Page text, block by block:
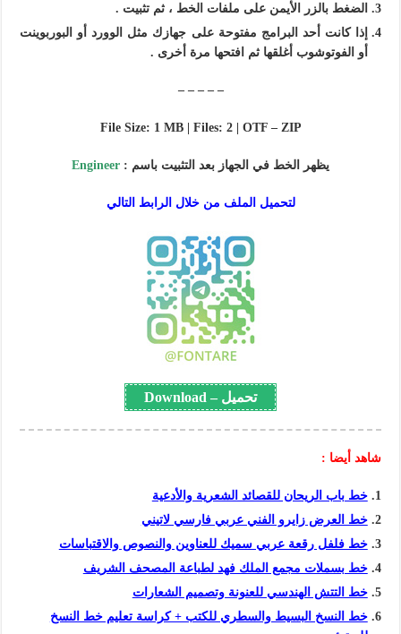
الضغط بالزر الأيمن على ملفات الخط ، ثم تثبيت .
إذا كانت أحد البرامج مفتوحة على جهازك مثل الوورد أو البوربوينت
أو الفوتوشوب أغلقها ثم افتحها مرة أخرى .
– – – – –
File Size: 1 MB | Files: 2 | OTF – ZIP
يظهر الخط في الجهاز بعد التثبيت باسم :
لتحميل الملف من خلال الرابط التالي
تحميل – Download
شاهد أيضا :
خط باب الريحان للقصائد الشعرية والأدعية
خط العرض زايرو الفني عربي فارسي لاتيني
خط فلفل رقعة عربي سميك للعناوين والنصوص والاقتباسات
خط بسملات مجمع الملك فهد لطباعة المصحف الشريف
خط التتش الهندسي للعنونة وتصميم الشعارات
خط النسخ البسيط والسطري للكتب + كراسة تعليم خط النسخ